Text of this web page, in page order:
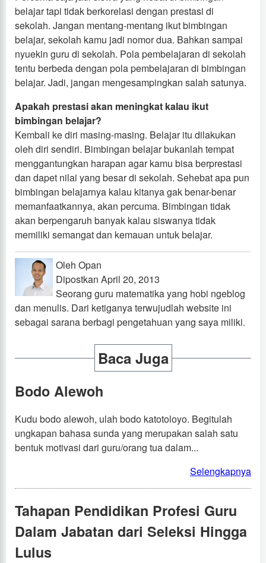
belajar tapi tidak berkorelasi dengan prestasi di
sekolah. Jangan mentang-mentang ikut bimbingan
belajar, sekolah kamu jadi nomor dua. Bahkan sampai
nyuekin guru di sekolah. Pola pembelajaran di sekolah
tentu berbeda dengan pola pembelajaran di bimbingan
belajar. Jadi, jangan mengesampingkan salah satunya.
Apakah prestasi akan meningkat kalau ikut
bimbingan belajar?
Kembali ke diri masing-masing. Belajar itu dilakukan
oleh diri sendiri. Bimbingan belajar bukanlah tempat
menggantungkan harapan agar kamu bisa berprestasi
dan dapet nilai yang besar di sekolah. Sehebat apa pun
bimbingan belajarnya kalau kitanya gak benar-benar
memanfaatkannya, akan percuma. Bimbingan tidak
akan berpengaruh banyak kalau siswanya tidak
memiliki semangat dan kemauan untuk belajar.
Oleh Opan
Dipostkan April 20, 2013
Seorang guru matematika yang hobi ngeblog
dan menulis. Dari ketiganya terwujudlah website ini
sebagai sarana berbagi pengetahuan yang saya miliki.
Baca Juga
Bodo Alewoh
Kudu bodo alewoh, ulah bodo katotoloyo. Begitulah
ungkapan bahasa sunda yang merupakan salah satu
bentuk motivasi dari guru/orang tua dalam...
Selengkapnya
Tahapan Pendidikan Profesi Guru
Dalam Jabatan dari Seleksi Hingga
Lulus